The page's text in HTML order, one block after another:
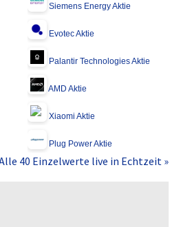
Siemens Energy Aktie
Evotec Aktie
Palantir Technologies Aktie
AMD Aktie
Xiaomi Aktie
Plug Power Aktie
40 Einzelwerte live in Echtzeit »